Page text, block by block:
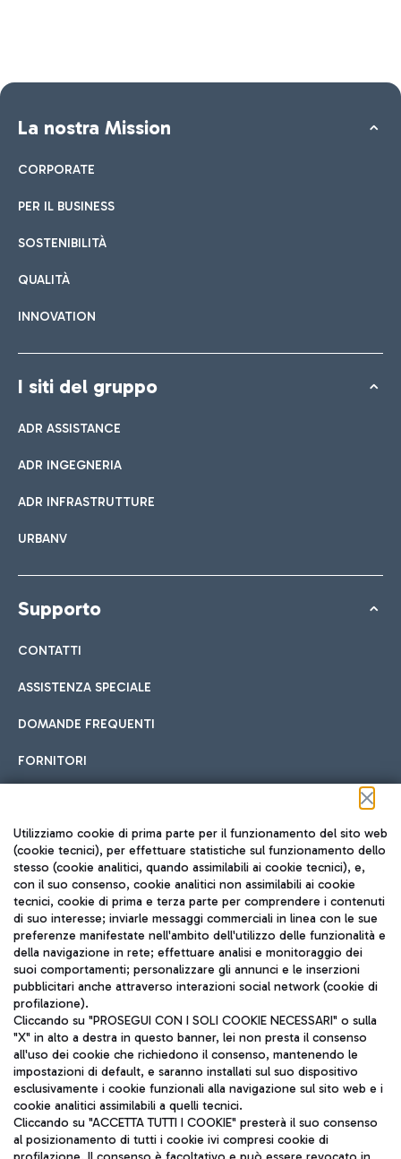
La nostra Mission
CORPORATE
PER IL BUSINESS
SOSTENIBILITÀ
QUALITÀ
INNOVATION
I siti del gruppo
ADR ASSISTANCE
ADR INGEGNERIA
ADR INFRASTRUTTURE
URBANV
Supporto
CONTATTI
ASSISTENZA SPECIALE
DOMANDE FREQUENTI
FORNITORI
Seguici sui social
TRAVEL JOURNAL
ITA
Aeroporti di Roma S.p.A. - Società soggetta a direzione e
coordinamento di Mundys S.p.A.
Codice fiscale e Registro delle Imprese di Roma 13032990155 P.
Utilizziamo cookie di prima parte per il funzionamento del sito web
(cookie tecnici), per effettuare statistiche sul funzionamento dello
stesso (cookie analitici, quando assimilabili ai cookie tecnici), e,
con il suo consenso, cookie analitici non assimilabili ai cookie
tecnici, cookie di prima e terza parte per comprendere i contenuti
di suo interesse; inviarle messaggi commerciali in linea con le sue
preferenze manifestate nell'ambito dell'utilizzo delle funzionalità e
della navigazione in rete; effettuare analisi e monitoraggio dei
suoi comportamenti; personalizzare gli annunci e le inserzioni
pubblicitari anche attraverso interazioni social network (cookie di
profilazione).
Cliccando su "PROSEGUI CON I SOLI COOKIE NECESSARI" o sulla
"X" in alto a destra in questo banner, lei non presta il consenso
all'uso dei cookie che richiedono il consenso, mantenendo le
impostazioni di default, e saranno installati sul suo dispositivo
esclusivamente i cookie funzionali alla navigazione sul sito web e i
cookie analitici assimilabili a quelli tecnici.
Cliccando su "ACCETTA TUTTI I COOKIE" presterà il suo consenso
al posizionamento di tutti i cookie ivi compresi cookie di